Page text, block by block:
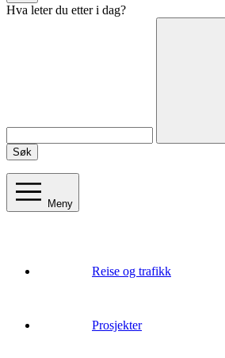
Hva leter du etter i dag?
Søk
Meny
Reise og trafikk
Prosjekter